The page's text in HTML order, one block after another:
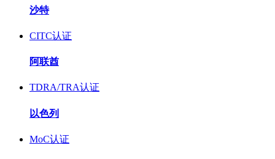
沙特
CITC认证
阿联酋
TDRA/TRA认证
以色列
MoC认证